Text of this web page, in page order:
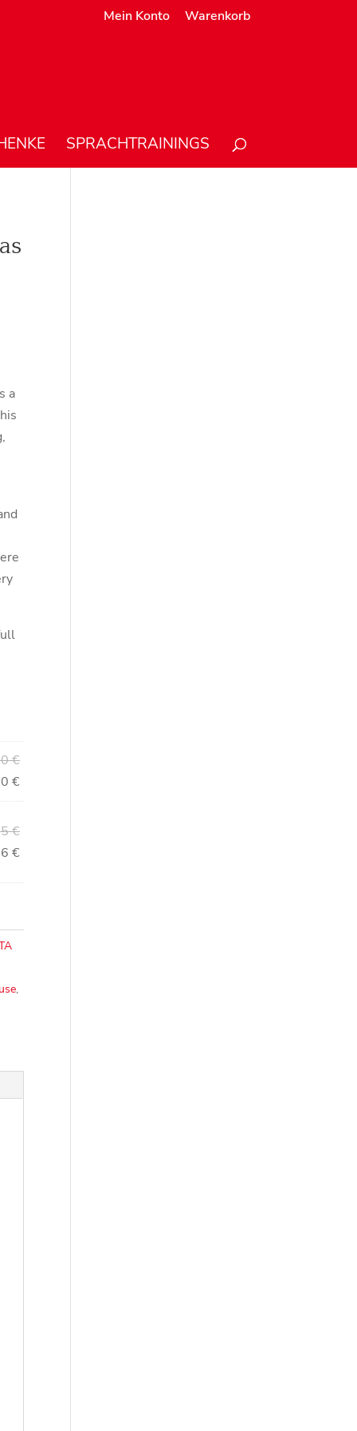
Mein Konto Warenkorb
SPRACHTRAININGS
a
€
€
€
€
,